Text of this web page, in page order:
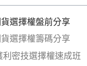
選擇權盤前分享
選擇權籌碼分享
利密技選擇權速成班